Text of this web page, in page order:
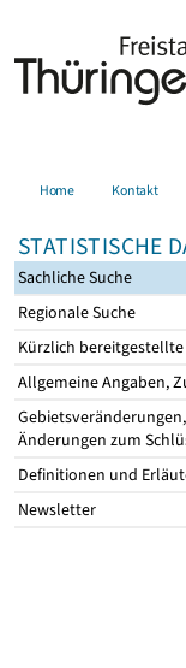
Home Kontakt
STATISTISCHE
Sachliche Suche
Regionale Suche
Kürzlich
Allgemeine Angaben,
Gebietsveränderungen,
Änderungen zum
Definitionen und
Newsletter